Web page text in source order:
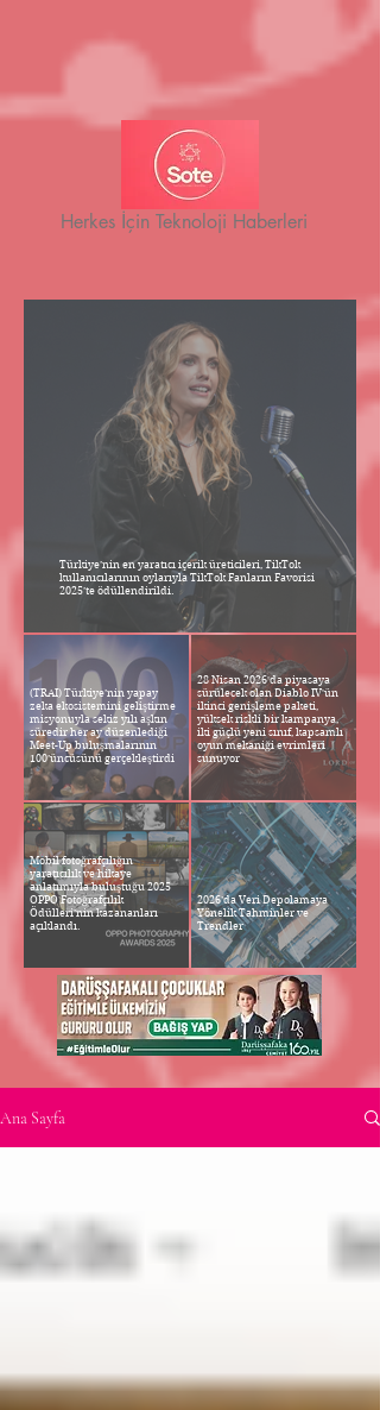
Herkes İçin Teknoloji Haberleri
Türkiye’nin en yaratıcı içerik üreticileri, TikTok
kullanıcılarının oylarıyla TikTok Fanların Favorisi
2025’te ödüllendirildi.
(TRAI) Türkiye’nin yapay
zeka ekosistemini geliştirme
misyonuyla sekiz yılı aşkın
süredir her ay düzenlediği
Meet-Up buluşmalarının
100’üncüsünü gerçekleştirdi
28 Nisan 2026'da piyasaya
sürülecek olan Diablo IV'ün
ikinci genişleme paketi,
yüksek riskli bir kampanya,
iki güçlü yeni sınıf, kapsamlı
oyun mekaniği evrimleri
sunuyor
Mobil fotoğrafçılığın
yaratıcılık ve hikaye
anlatımıyla buluştuğu 2025
OPPO Fotoğrafçılık
Ödülleri’nin kazananları
açıklandı.
2026’da Veri Depolamaya
Yönelik Tahminler ve
Trendler
Ana Sayfa